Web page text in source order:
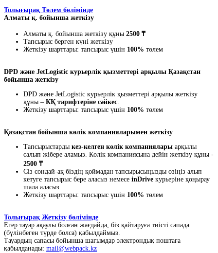
Толығырақ Төлем бөлімінде
Алматы қ. бойынша жеткізу
Алматы қ. бойынша жеткізу құны 2500 ₸
Тапсырыс берген күні жеткізу
Жеткізу шарттары: тапсырыс үшін 100% төлем
DPD және JetLogistic курьерлік қызметтері арқылы Қазақстан
бойынша жеткізу
DPD және JetLogistic курьерлік қызметтері арқылы жеткізу
құны – КҚ тарифтеріне сәйкес.
Жеткізу шарттары: тапсырыс үшін 100% төлем
Қазақстан бойынша көлік компанияларымен жеткізу
Тапсырыстарды кез-келген көлік компаниялары арқылы
салып жібере аламыз. Көлік компаниясына дейін жеткізу құны -
2500 ₸
Сіз сондай-ақ біздің қоймадан тапсырысыңызды өзіңіз алып
кетуге тапсырыс бере аласыз немесе inDrive курьеріне қоңырау
шала аласыз.
Жеткізу шарттары: тапсырыс үшін 100% төлем
Толығырақ Жеткізу бөлімінде
Егер тауар ақаулы болған жағдайда, біз қайтаруға тиісті сапада
(бүлінбеген түрде болса) қабылдаймыз.
Тауардың сапасы бойынша шағымдар электрондық поштаға
қабылданады: mail@webpack.kz